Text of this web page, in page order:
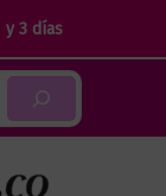
y 3 días